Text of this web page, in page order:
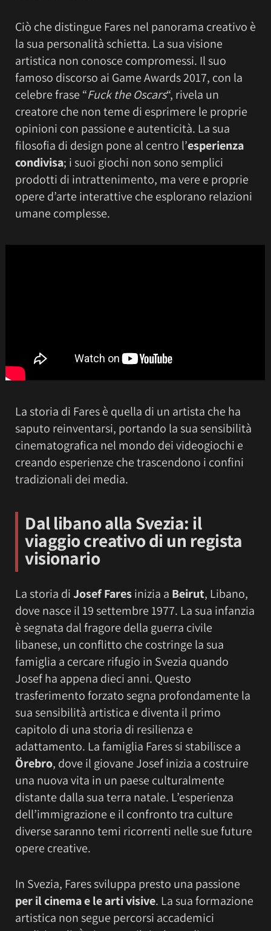
Ciò che distingue Fares nel panorama creativo è
la sua personalità schietta. La sua visione
artistica non conosce compromessi. Il suo
famoso discorso ai Game Awards 2017, con la
celebre frase “Fuck the Oscars“, rivela un
creatore che non teme di esprimere le proprie
opinioni con passione e autenticità. La sua
filosofia di design pone al centro l’esperienza
condivisa; i suoi giochi non sono semplici
prodotti di intrattenimento, ma vere e proprie
opere d’arte interattive che esplorano relazioni
umane complesse.
La storia di Fares è quella di un artista che ha
saputo reinventarsi, portando la sua sensibilità
cinematografica nel mondo dei videogiochi e
creando esperienze che trascendono i confini
tradizionali dei media.
Dal libano alla Svezia: il
viaggio creativo di un regista
visionario
La storia diJosef Faresinizia a Beirut, Libano,
dove nasce il 19 settembre 1977. La sua infanzia
è segnata dal fragore della guerra civile
libanese, un conflitto che costringe la sua
famiglia a cercare rifugio in Svezia quando
Josef ha appena dieci anni. Questo
trasferimento forzato segna profondamente la
sua sensibilità artistica e diventa il primo
capitolo di una storia di resilienza e
adattamento. La famiglia Fares si stabilisce a
Örebro, dove il giovane Josef inizia a costruire
una nuova vita in un paese culturalmente
distante dalla sua terra natale. L’esperienza
dell’immigrazione e il confronto tra culture
diverse saranno temi ricorrenti nelle sue future
opere creative.
In Svezia, Fares sviluppa presto una passione
per il cinema e le arti visive. La sua formazione
artistica non segue percorsi accademici